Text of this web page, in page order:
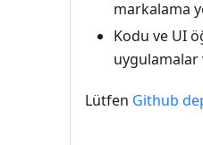
markalama
Kodu ve UI
uygulamalar
Lütfen Github